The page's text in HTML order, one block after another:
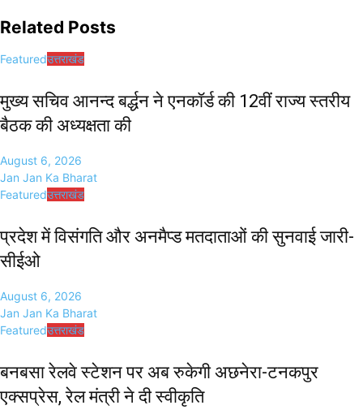
Related Posts
Featuredउत्तराखंड
मुख्य सचिव आनन्द बर्द्धन ने एनकॉर्ड की 12वीं राज्य स्तरीय
बैठक की अध्यक्षता की
August 6, 2026
Jan Jan Ka Bharat
Featuredउत्तराखंड
प्रदेश में विसंगति और अनमैप्ड मतदाताओं की सुनवाई जारी-
सीईओ
August 6, 2026
Jan Jan Ka Bharat
Featuredउत्तराखंड
बनबसा रेलवे स्टेशन पर अब रुकेगी अछनेरा-टनकपुर
एक्सप्रेस, रेल मंत्री ने दी स्वीकृति